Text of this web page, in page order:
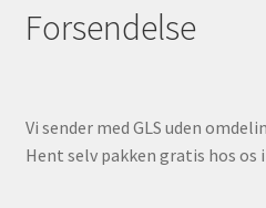
Forsendelse
Vi sender med GLS uden
Hent selv pakken gratis hos os